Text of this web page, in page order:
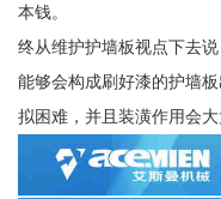
本钱。
终从维护护墙板视点下去
能够会构成刷好漆的护墙
拟困难，并且装潢作用会大